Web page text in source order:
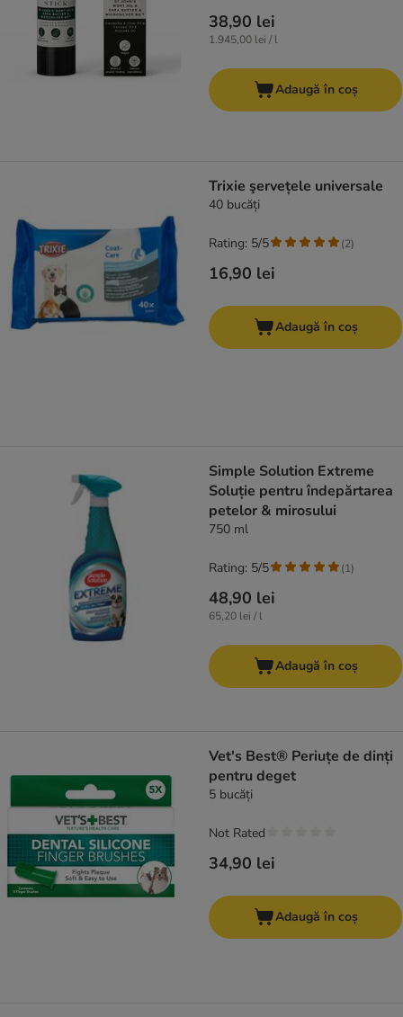
38,90 lei
1.945,00 lei / l
Adaugă în coș
Trixie şervețele universale
40 bucăți
16,90 lei
Rating: 5/5 (2)
Adaugă în coș
Simple Solution Extreme
Soluție pentru îndepărtarea
petelor & mirosului
750 ml
48,90 lei
65,20 lei / l
Rating: 5/5 (1)
Adaugă în coș
Vet's Best® Periuțe de dinți
pentru deget
5 bucăți
34,90 lei
Not Rated
Adaugă în coș